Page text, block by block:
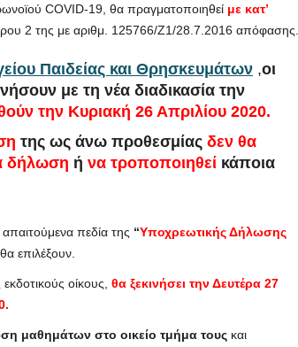
COVID-19, θα πραγματοποιηθεί με κατ’
2 της με αριθμ. 125766/Ζ1/28.7.2016 απόφασης.
Παιδείας και Θρησκευμάτων ,οι
με τη νέα διαδικασία την
την Κυριακή 26 Απριλίου 2020.
της ως άνω προθεσμίας δεν θα
δήλωση ή να τροποποιηθείκάποια
πεδία της “Υποχρεωτικής Δήλωσης
επιλέξουν.
οίκους, θα ξεκινήσει την Δευτέρα 27
μαθημάτων στο οικείο τμήμα τους και